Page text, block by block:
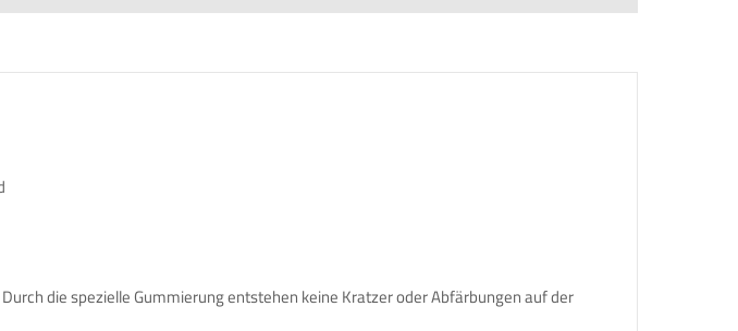
die spezielle Gummierung entstehen keine Kratzer oder Abfärbungen auf der